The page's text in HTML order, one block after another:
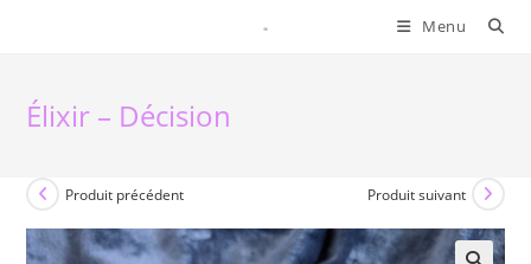
Menu
Élixir – Décision
Produit précédent Produit suivant